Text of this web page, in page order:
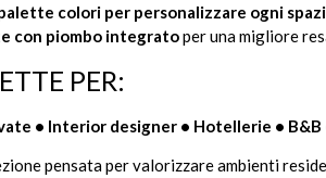
colori per personalizzare ogni
con piombo integratoper una migliore
PER:
• Interior designer • Hotellerie •
pensata per valorizzare ambienti